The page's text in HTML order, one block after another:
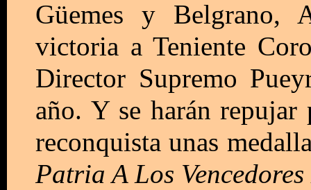
Güemes y Belgrano,
victoria a Teniente
Director Supremo
año. Y se harán
reconquista unas
Patria A Los